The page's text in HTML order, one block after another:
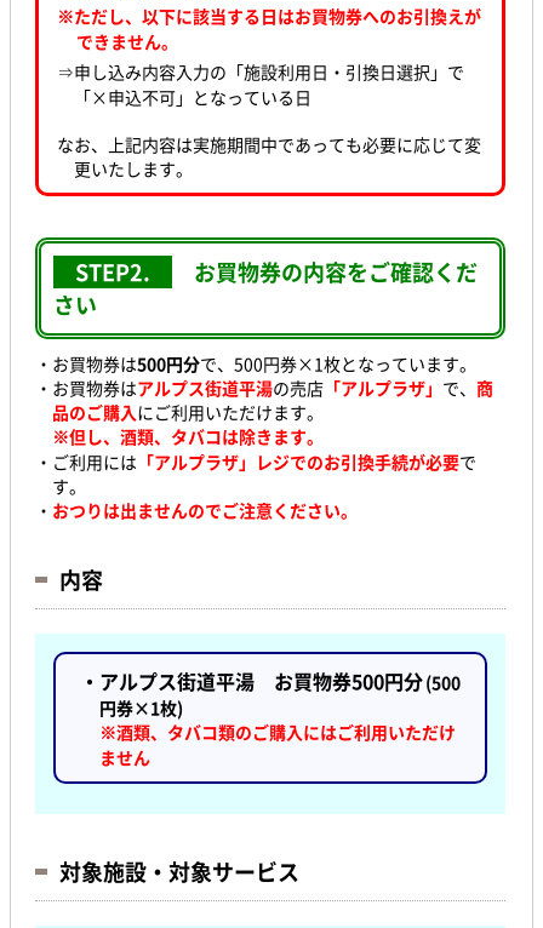
※ただし、以下に該当する日はお買物券へのお引換えが
できません。
⇒申し込み内容入力の「施設利用日・引換日選択」で
「×申込不可」となっている日
なお、上記内容は実施期間中であっても必要に応じて変
更いたします。
STEP2.
お買物券の内容をご確認くだ
さい
・お買物券は500円分で、 500円券×1枚となっています。
・お買物券はアルプス街道平湯の売店 「アルプラザ」 で、 商
品のご購入にご利用いただけます。
※但し、酒類、タバコは除きます。
・ご利用には 「アルプラザ」レジでのお引換手続が必要で
す。
・ おつりは出ませんのでご注意ください。
内容
・アルプス街道平湯 お買物券500円分(500
円券×1枚)
※酒類、タバコ類のご購入にはご利用いただけ
ません
対象施設・対象サービス